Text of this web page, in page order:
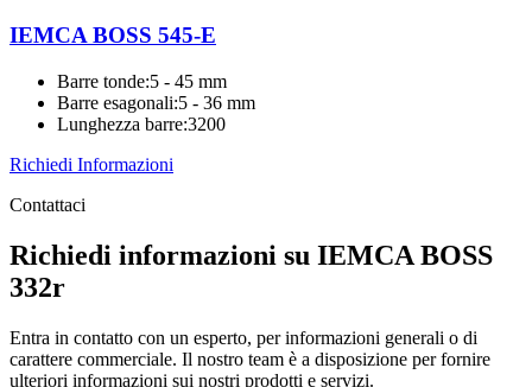
IEMCA BOSS 545-E
Barre tonde:5 - 45 mm
Barre esagonali:5 - 36 mm
Lunghezza barre:3200
Richiedi Informazioni
Contattaci
Richiedi informazioni su IEMCA BOSS
332r
Entra in contatto con un esperto, per informazioni generali o di
carattere commerciale. Il nostro team è a disposizione per fornire
ulteriori informazioni sui nostri prodotti e servizi.